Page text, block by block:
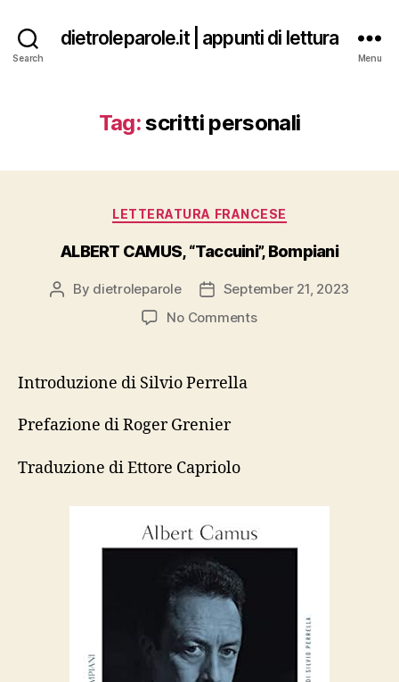
Search
dietroleparole.it | appunti di lettura
Menu
Tag:scritti personali
Categories
LETTERATURA FRANCESE
ALBERT CAMUS, “Taccuini”, Bompiani
Post
By dietroleparole
PostSeptember 21, 2023
No Commentson
Introduzione di Silvio Perrella
Prefazione di Roger Grenier
Traduzione di Ettore Capriolo